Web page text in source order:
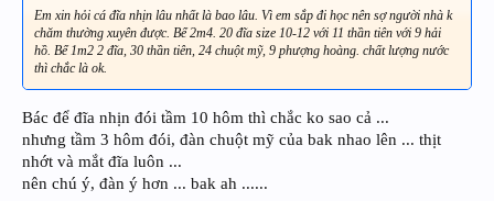
Em xin hỏi cá đĩa nhịn lâu nhất là bao lâu. Vì em sắp đi học nên sợ người nhà k
chăm thường xuyên được. Bể 2m4. 20 đĩa size 10-12 với 11 thần tiên với 9 hải
hồ. Bể 1m2 2 đĩa, 30 thần tiên, 24 chuột mỹ, 9 phượng hoàng. chất lượng nước
thì chắc là ok.
Bác để đĩa nhịn đói tầm 10 hôm thì chắc ko sao cả ...
nhưng tầm 3 hôm đói, đàn chuột mỹ của bak nhao lên ... thịt
nhớt và mắt đĩa luôn ...
nên chú ý, đàn ý hơn ... bak ah ......